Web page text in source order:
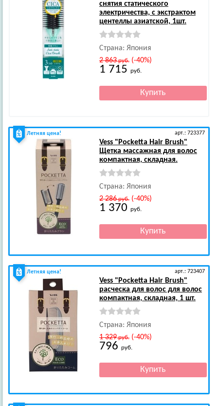
снятия статического
электричества, с экстрактом
центеллы азиатской, 1шт.
Страна: Япония
2 863руб.(-40%)
1 715 руб.
Летняя цена! арт.: 723377
Vess"Pocketta Hair Brush"
Щетка массажная для волос
компактная, складная.
Страна: Япония
2 286руб.(-40%)
1 370 руб.
Летняя цена! арт.: 723407
Vess"Pocketta Hair Brush"
расческа для волос для волос
компактная, складная, 1 шт.
Страна: Япония
1 329руб.(-40%)
796 руб.